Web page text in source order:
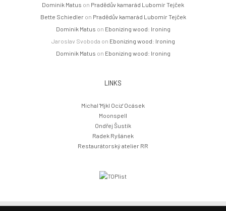
Dominik Matus on Pradědův kamarád Lubomír Tejček
Bette Schiedleron Pradědův kamarád Lubomír Tejček
Dominik Matus on Ebonizing wood: Ironing
Jaroslav Svoboda on Ebonizing wood: Ironing
Dominik Matus on Ebonizing wood: Ironing
LINKS
Michal 'Mjkl Ociz' Ocásek
Moonspell
Ondřej Šustík
Radek Ryšánek
Restaurátorský atelier RR